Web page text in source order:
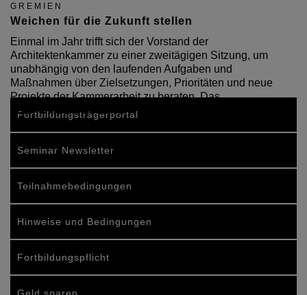
GREMIEN
Weichen für die Zukunft stellen
Einmal im Jahr trifft sich der Vorstand der
Architektenkammer zu einer zweitägigen Sitzung, um
unabhängig von den laufenden Aufgaben und
Maßnahmen über Zielsetzungen, Prioritäten und neue
Projekte der Kammerarbeit zu beraten. Das
Themenspektrum der…
Fortbildungsträgerportal
Seminar Newsletter
Teilnahmebedingungen
Hinweise und Bedingungen
Fortbildungspflicht